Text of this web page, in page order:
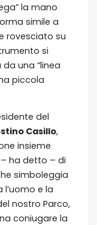
la mano
simile a
rovesciato su
si
una “linea
piccola
del
Casillo,
insieme
ha detto – di
simboleggia
e la
nostro Parco,
coniugare la